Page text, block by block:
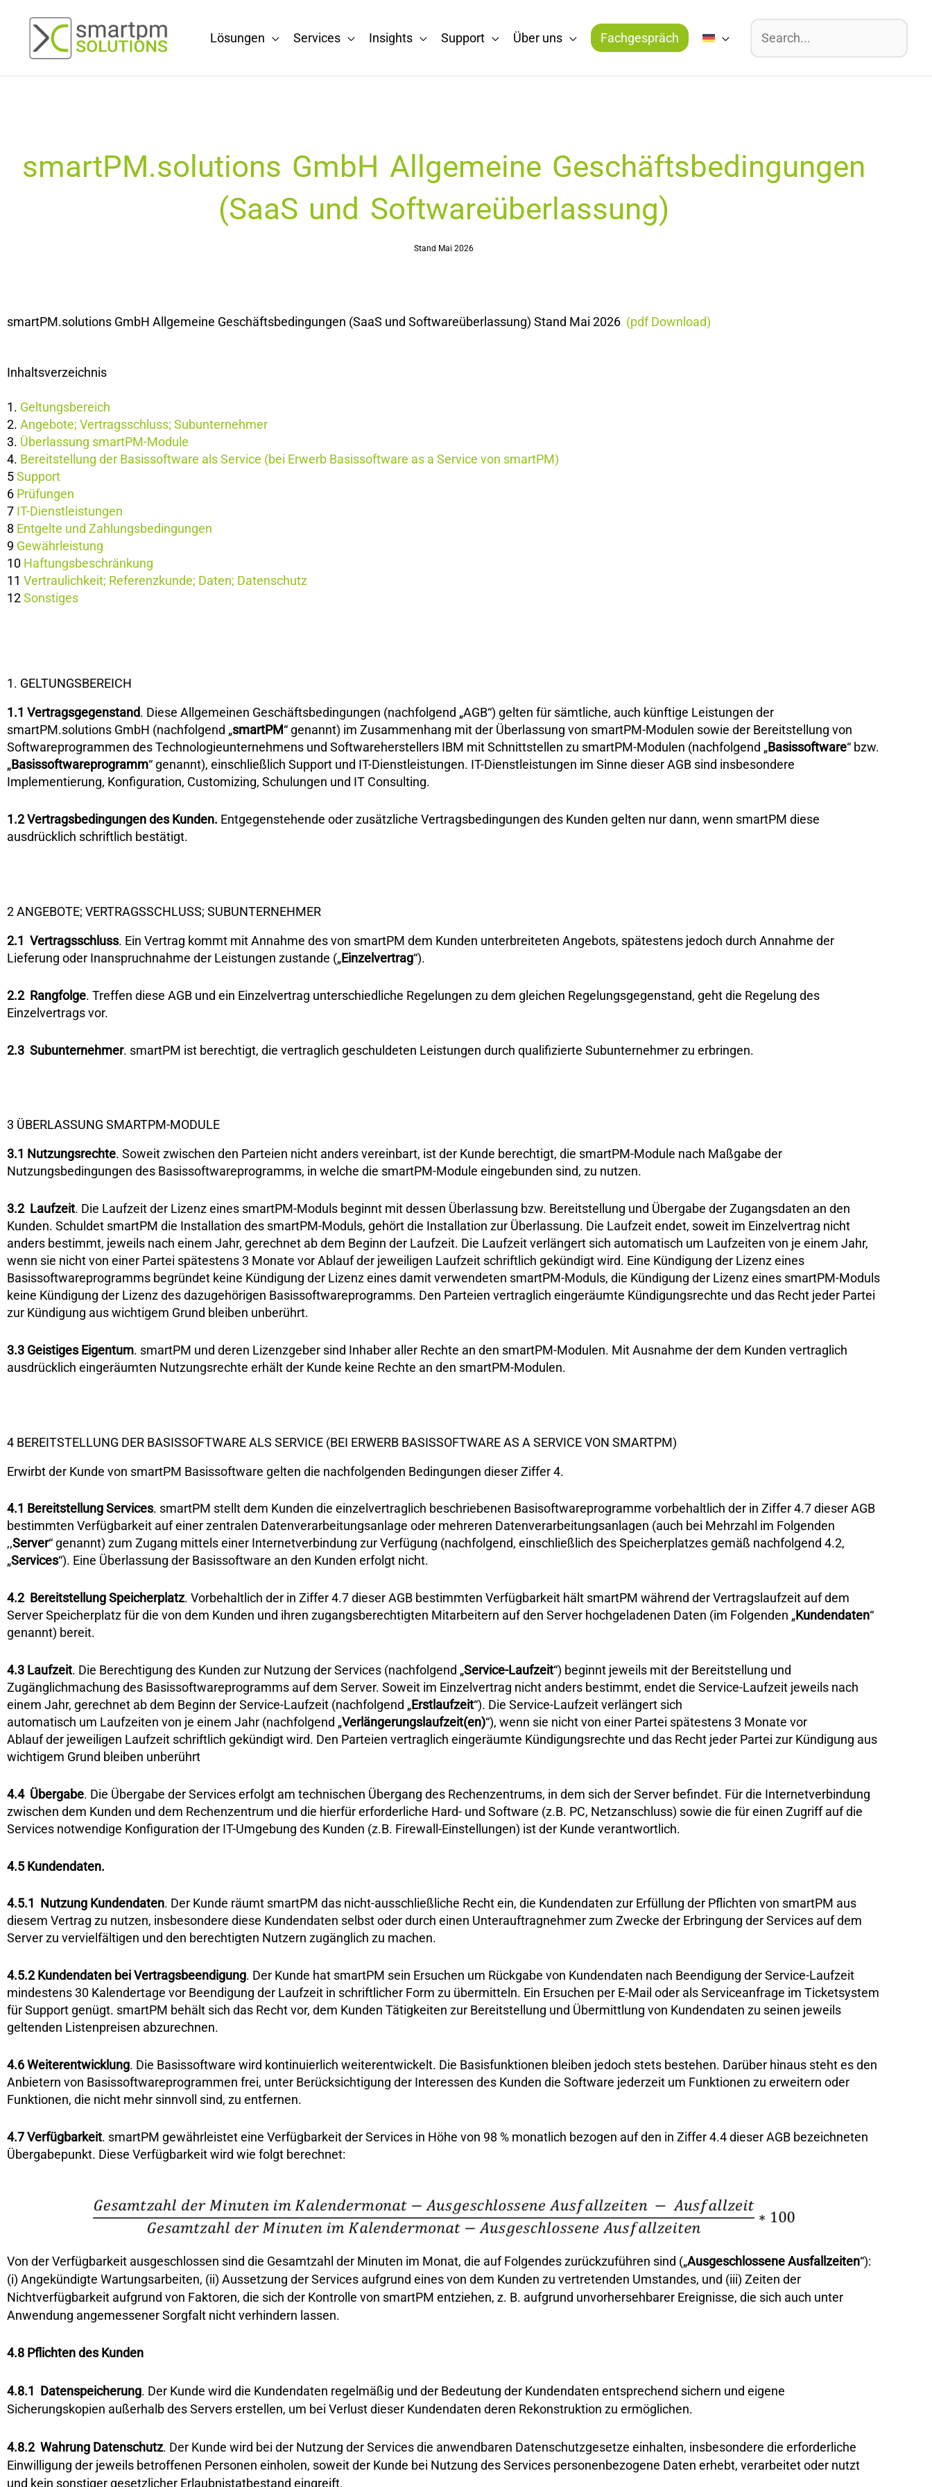
springen
Lösungen Services Insights Support Über uns Fachgespräch
smartPM.solutions GmbH Allgemeine Geschäftsbedingungen
(SaaS und Softwareüberlassung) ​
Stand Mai 2026
smartPM.solutions GmbH Allgemeine Geschäftsbedingungen (SaaS und Softwareüberlassung) Stand Mai 2026 (pdf Download)
Inhaltsverzeichnis
1. Geltungsbereich
2. ​ Angebote; Vertragsschluss; Subunternehmer
3. Überlassung smartPM-Module
4. Bereitstellung der Basissoftware als Service (bei Erwerb Basissoftware as a Service von smartPM)
5Support
6 Prüfungen
7 IT-Dienstleistungen
8 Entgelte und Zahlungsbedingungen
9 Gewährleistung
10 Haftungsbeschränkung
11 Vertraulichkeit; Referenzkunde; Daten; Datenschutz
12Sonstiges
1. GELTUNGSBEREICH
1.1 Vertragsgegenstand. Diese Allgemeinen Geschäftsbedingungen (nachfolgend „AGB“) gelten für sämtliche, auch künftige Leistungen der
smartPM.solutions GmbH (nachfolgend „smartPM“ genannt) im Zusammenhang mit der Überlassung von smartPM-Modulen sowie der Bereitstellung von
Softwareprogrammen des Technologieunternehmens und Softwareherstellers IBM mit Schnittstellen zu smartPM-Modulen (nachfolgend „Basissoftware“ bzw.
„Basissoftwareprogramm“ genannt), einschließlich Support und IT-Dienstleistungen. IT-Dienstleistungen im Sinne dieser AGB sind insbesondere
Implementierung, Konfiguration, Customizing, Schulungen und IT Consulting.
1.2Vertragsbedingungen des Kunden. Entgegenstehende oder zusätzliche Vertragsbedingungen des Kunden gelten nur dann, wenn smartPM diese
ausdrücklich schriftlich bestätigt.
2 ANGEBOTE; VERTRAGSSCHLUSS; SUBUNTERNEHMER
2.1 Vertragsschluss. Ein Vertrag kommt mit Annahme des von smartPM dem Kunden unterbreiteten Angebots, spätestens jedoch durch Annahme der
Lieferung oder Inanspruchnahme der Leistungen zustande („Einzelvertrag“).
2.2 Rangfolge. Treffen diese AGB und ein Einzelvertrag unterschiedliche Regelungen zu dem gleichen Regelungsgegenstand, geht die Regelung des
Einzelvertrags vor.
2.3 Subunternehmer. smartPM ist berechtigt, die vertraglich geschuldeten Leistungen durch qualifizierte Subunternehmer zu erbringen.
3 ÜBERLASSUNG SMARTPM-MODULE
3.1 Nutzungsrechte. Soweit zwischen den Parteien nicht anders vereinbart, ist der Kunde berechtigt, die smartPM-Module nach Maßgabe der
Nutzungsbedingungen des Basissoftwareprogramms, in welche die smartPM-Module eingebunden sind, zu nutzen.
3.2 Laufzeit. Die Laufzeit der Lizenz eines smartPM-Moduls beginnt mit dessen Überlassung bzw. Bereitstellung und Übergabe der Zugangsdaten an den
Kunden. Schuldet smartPM die Installation des smartPM-Moduls, gehört die Installation zur Überlassung. Die Laufzeit endet, soweit im Einzelvertrag nicht
anders bestimmt, jeweils nach einem Jahr, gerechnet ab dem Beginn der Laufzeit. Die Laufzeit verlängert sich automatisch um Laufzeiten von je einem Jahr,
wenn sie nicht von einer Partei spätestens 3 Monate vor Ablauf der jeweiligen Laufzeit schriftlich gekündigt wird. Eine Kündigung der Lizenz eines
Basissoftwareprogramms begründet keine Kündigung der Lizenz eines damit verwendeten smartPM-Moduls, die Kündigung der Lizenz eines smartPM-Moduls
keine Kündigung der Lizenz des dazugehörigen Basissoftwareprogramms. Den Parteien vertraglich eingeräumte Kündigungsrechte und das Recht jeder Partei
zur Kündigung aus wichtigem Grund bleiben unberührt.
3.3 Geistiges Eigentum. smartPM und deren Lizenzgeber sind Inhaber aller Rechte an den smartPM-Modulen. Mit Ausnahme der dem Kunden vertraglich
ausdrücklich eingeräumten Nutzungsrechte erhält der Kunde keine Rechte an den smartPM-Modulen.
4 BEREITSTELLUNG DER BASISSOFTWARE ALS SERVICE (BEI ERWERB BASISSOFTWARE AS A SERVICE VON SMARTPM)
Erwirbt der Kunde von smartPM Basissoftware gelten die nachfolgenden Bedingungen dieser Ziffer 4.
4.1 Bereitstellung Services. smartPM stellt dem Kunden die einzelvertraglich beschriebenen Basisoftwareprogramme vorbehaltlich der in Ziffer 4.7 dieser AGB
bestimmten Verfügbarkeit auf einer zentralen Datenverarbeitungsanlage oder mehreren Datenverarbeitungsanlagen (auch bei Mehrzahl im Folgenden
,,Server“ genannt) zum Zugang mittels einer Internetverbindung zur Verfügung (nachfolgend, einschließlich des Speicherplatzes gemäß nachfolgend 4.2,
„Services“). Eine Überlassung der Basissoftware an den Kunden erfolgt nicht.
4.2 Bereitstellung Speicherplatz. Vorbehaltlich der in Ziffer 4.7 dieser AGB bestimmten Verfügbarkeit hält smartPM während der Vertragslaufzeit auf dem
Server Speicherplatz für die von dem Kunden und ihren zugangsberechtigten Mitarbeitern auf den Server hochgeladenen Daten (im Folgenden „Kundendaten“
genannt) bereit.
4.3 Laufzeit. Die Berechtigung des Kunden zur Nutzung der Services (nachfolgend „Service-Laufzeit“) beginnt jeweils mit der Bereitstellung und
Zugänglichmachung des Basissoftwareprogramms auf dem Server. Soweit im Einzelvertrag nicht anders bestimmt, endet die Service-Laufzeit jeweils nach
einem Jahr, gerechnet ab dem Beginn der Service-Laufzeit (nachfolgend „Erstlaufzeit“). Die Service-Laufzeit verlängert sich
automatisch um Laufzeiten von je einem Jahr (nachfolgend „Verlängerungslaufzeit(en)“), wenn sie nicht von einer Partei spätestens 3 Monate vor
Ablauf der jeweiligen Laufzeit schriftlich gekündigt wird. Den Parteien vertraglich eingeräumte Kündigungsrechte und das Recht jeder Partei zur Kündigung aus
wichtigem Grund bleiben unberührt
4.4 Übergabe. Die Übergabe der Services erfolgt am technischen Übergang des Rechenzentrums, in dem sich der Server befindet. Für die Internetverbindung
zwischen dem Kunden und dem Rechenzentrum und die hierfür erforderliche Hard- und Software (z.B. PC, Netzanschluss) sowie die für einen Zugriff auf die
Services notwendige Konfiguration der IT-Umgebung des Kunden (z.B. Firewall-Einstellungen) ist der Kunde verantwortlich.
4.5 Kundendaten.
4.5.1 Nutzung Kundendaten. Der Kunde räumt smartPM das nicht-ausschließliche Recht ein, die Kundendaten zur Erfüllung der Pflichten von smartPM aus
diesem Vertrag zu nutzen, insbesondere diese Kundendaten selbst oder durch einen Unterauftragnehmer zum Zwecke der Erbringung der Services auf dem
Server zu vervielfältigen und den berechtigten Nutzern zugänglich zu machen.
4.5.2Kundendaten bei Vertragsbeendigung. Der Kunde hat smartPM sein Ersuchen um Rückgabe von Kundendaten nach Beendigung der Service-Laufzeit
mindestens 30 Kalendertage vor Beendigung der Laufzeit in schriftlicher Form zu übermitteln. Ein Ersuchen per E-Mail oder als Serviceanfrage im Ticketsystem
für Support genügt. smartPM behält sich das Recht vor, dem Kunden Tätigkeiten zur Bereitstellung und Übermittlung von Kundendaten zu seinen jeweils
geltenden Listenpreisen abzurechnen.
4.6Weiterentwicklung. Die Basissoftware wird kontinuierlich weiterentwickelt. Die Basisfunktionen bleiben jedoch stets bestehen. Darüber hinaus steht es den
Anbietern von Basissoftwareprogrammen frei, unter Berücksichtigung der Interessen des Kunden die Software jederzeit um Funktionen zu erweitern oder
Funktionen, die nicht mehr sinnvoll sind, zu entfernen.
4.7Verfügbarkeit. smartPM gewährleistet eine Verfügbarkeit der Services in Höhe von 98 % monatlich bezogen auf den in Ziffer 4.4 dieser AGB bezeichneten
Übergabepunkt. Diese Verfügbarkeit wird wie folgt berechnet:
Von der Verfügbarkeit ausgeschlossen sind die Gesamtzahl der Minuten im Monat, die auf Folgendes zurückzuführen sind („Ausgeschlossene Ausfallzeiten“):
(i) Angekündigte Wartungsarbeiten, (ii) Aussetzung der Services aufgrund eines von dem Kunden zu vertretenden Umstandes, und (iii) Zeiten der
Nichtverfügbarkeit aufgrund von Faktoren, die sich der Kontrolle von smartPM entziehen, z. B. aufgrund unvorhersehbarer Ereignisse, die sich auch unter
Anwendung angemessener Sorgfalt nicht verhindern lassen.
4.8 Pflichten des Kunden
4.8.1 Datenspeicherung. Der Kunde wird die Kundendaten regelmäßig und der Bedeutung der Kundendaten entsprechend sichern und eigene
Sicherungskopien außerhalb des Servers erstellen, um bei Verlust dieser Kundendaten deren Rekonstruktion zu ermöglichen.
4.8.2 Wahrung Datenschutz. Der Kunde wird bei der Nutzung der Services die anwendbaren Datenschutzgesetze einhalten, insbesondere die erforderliche
Einwilligung der jeweils betroffenen Personen einholen, soweit der Kunde bei Nutzung des Services personenbezogene Daten erhebt, verarbeitet oder nutzt
und kein sonstiger gesetzlicher Erlaubnistatbestand eingreift.